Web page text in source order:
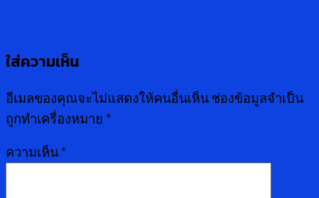
ใส่ความเห็น
อีเมลของคุณจะไม่แสดงให้คนอื่นเห็น ช่องข้อมูลจำเป็น
ถูกทำเครื่องหมาย *
ความเห็น *